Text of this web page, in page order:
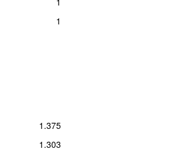
1
1.375
1.303